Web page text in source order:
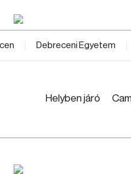
Debreceni Egyetem
Helyben járó